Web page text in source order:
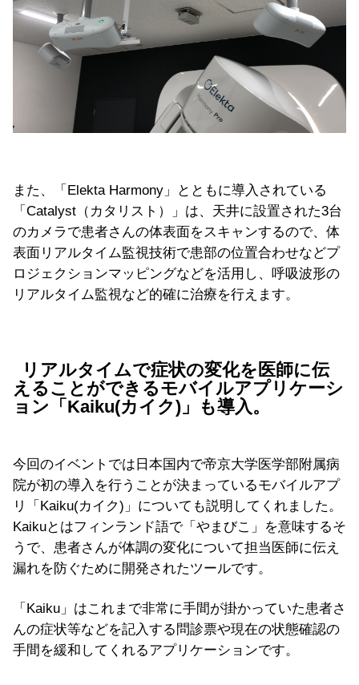
また、「Elekta Harmony」とともに導入されている
「Catalyst（カタリスト）」は、天井に設置された3台
のカメラで患者さんの体表面をスキャンするので、体
表面リアルタイム監視技術で患部の位置合わせなどプ
ロジェクションマッピングなどを活用し、呼吸波形の
リアルタイム監視など的確に治療を行えます。
リアルタイムで症状の変化を医師に伝
えることができるモバイルアプリケーシ
ョン「Kaiku(カイク)」も導入。
今回のイベントでは日本国内で帝京大学医学部附属病
院が初の導入を行うことが決まっているモバイルアプ
リ「Kaiku(カイク)」についても説明してくれました。
Kaikuとはフィンランド語で「やまびこ」を意味するそ
うで、患者さんが体調の変化について担当医師に伝え
漏れを防ぐために開発されたツールです。
「Kaiku」はこれまで非常に手間が掛かっていた患者さ
んの症状等などを記入する問診票や現在の状態確認の
手間を緩和してくれるアプリケーションです。